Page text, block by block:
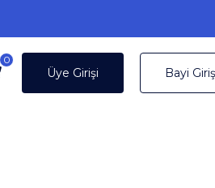
0
Üye Girişi Bayi